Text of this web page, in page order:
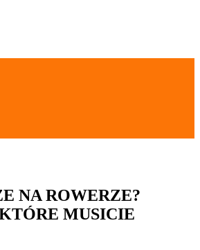
NA ROWERZE?
MUSICIE